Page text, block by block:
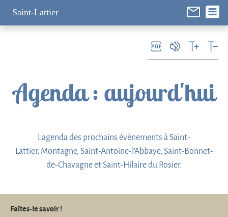
Saint-Lattier
Agenda: aujourd'hui
L'agenda des prochains évènements à Saint-
Lattier, Montagne, Saint-Antoine-l'Abbaye, Saint-Bonnet-
de-Chavagne et Saint-Hilaire du Rosier.
Faîtes-le savoir !